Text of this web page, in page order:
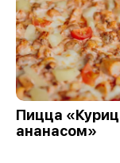
Пицца
ананасом»